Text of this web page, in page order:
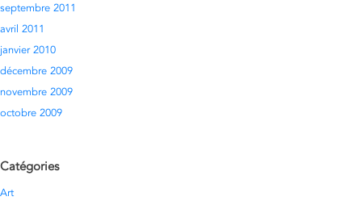
septembre 2011
avril 2011
janvier 2010
décembre 2009
novembre 2009
octobre 2009
Catégories
Art